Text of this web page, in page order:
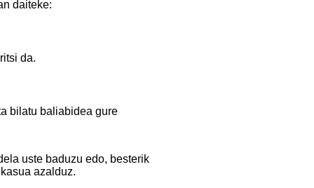
daiteke:
da.
bilatu baliabidea gure
uste baduzu edo, besterik
azalduz.